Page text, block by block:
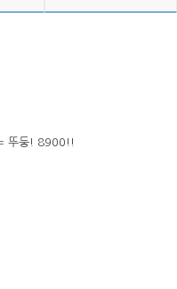
뚜둥! 8900!!